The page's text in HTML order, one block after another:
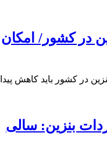
در کشور/ امکان
در کشور باید کاهش پیدا
بنزین: سالی